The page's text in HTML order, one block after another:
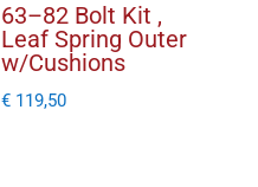
63–82 Bolt Kit ,
Leaf Spring Outer
w/Cushions
€ 119,50